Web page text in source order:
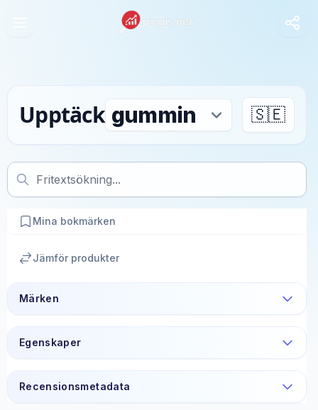
Upptäck 🇸🇪
Mina bokmärken
Jämför produkter
Märken
Egenskaper
Recensionsmetadata